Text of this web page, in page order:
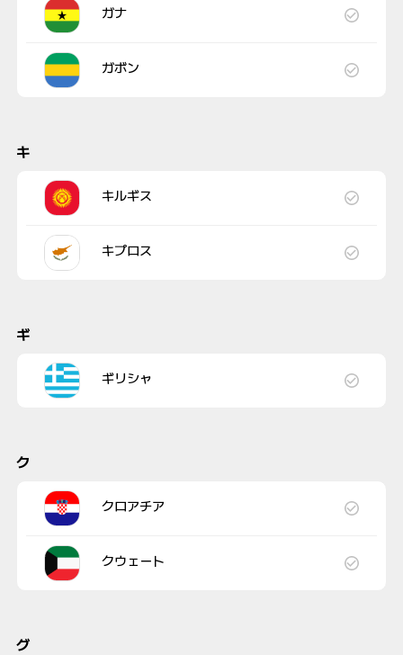
ガナ
ガボン
キ
キルギス
キプロス
ギ
ギリシャ
ク
クロアチア
クウェート
グ